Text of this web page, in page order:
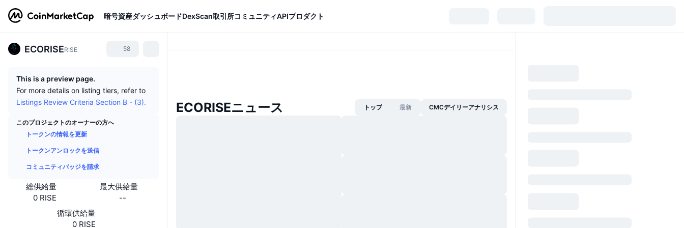
暗号資産ダッシュボードDexScan取引所コミュニティAPIプロダクト
ECORISERISE 58
This is a preview page.
For more details on listing tiers, refer to
Listings Review Criteria Section B - (3).
このプロジェクトのオーナーの方へ
トークンの情報を更新
トークンアンロックを送信
コミュニティバッジを請求
総供給量
0 RISE
最大供給量
--
循環供給量
0 RISE
ECORISEニュース トップ 最新 CMCデイリーアナリシス